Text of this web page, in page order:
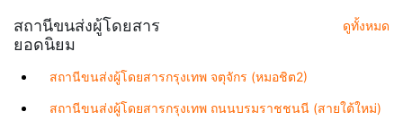
สถานีขนส่งผู้โดยสาร
ยอดนิยม
ดูทั้งหมด
สถานีขนส่งผู้โดยสารกรุงเทพ จตุจักร (หมอชิต2)
สถานีขนส่งผู้โดยสารกรุงเทพ ถนนบรมราชชนนี (สายใต้ใหม่)